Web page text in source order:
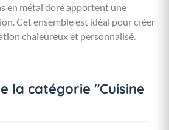
en métal doré apportent une
Cet ensemble est idéal pour créer
chaleureux et personnalisé.
la catégorie "Cuisine